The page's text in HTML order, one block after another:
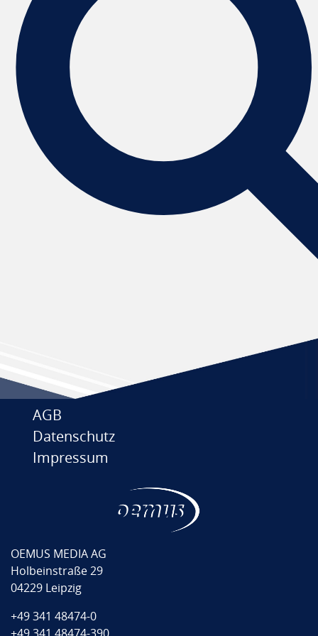
AGB
Datenschutz
Impressum
OEMUS MEDIA AG
Holbeinstraße 29
04229 Leipzig
+49 341 48474-0